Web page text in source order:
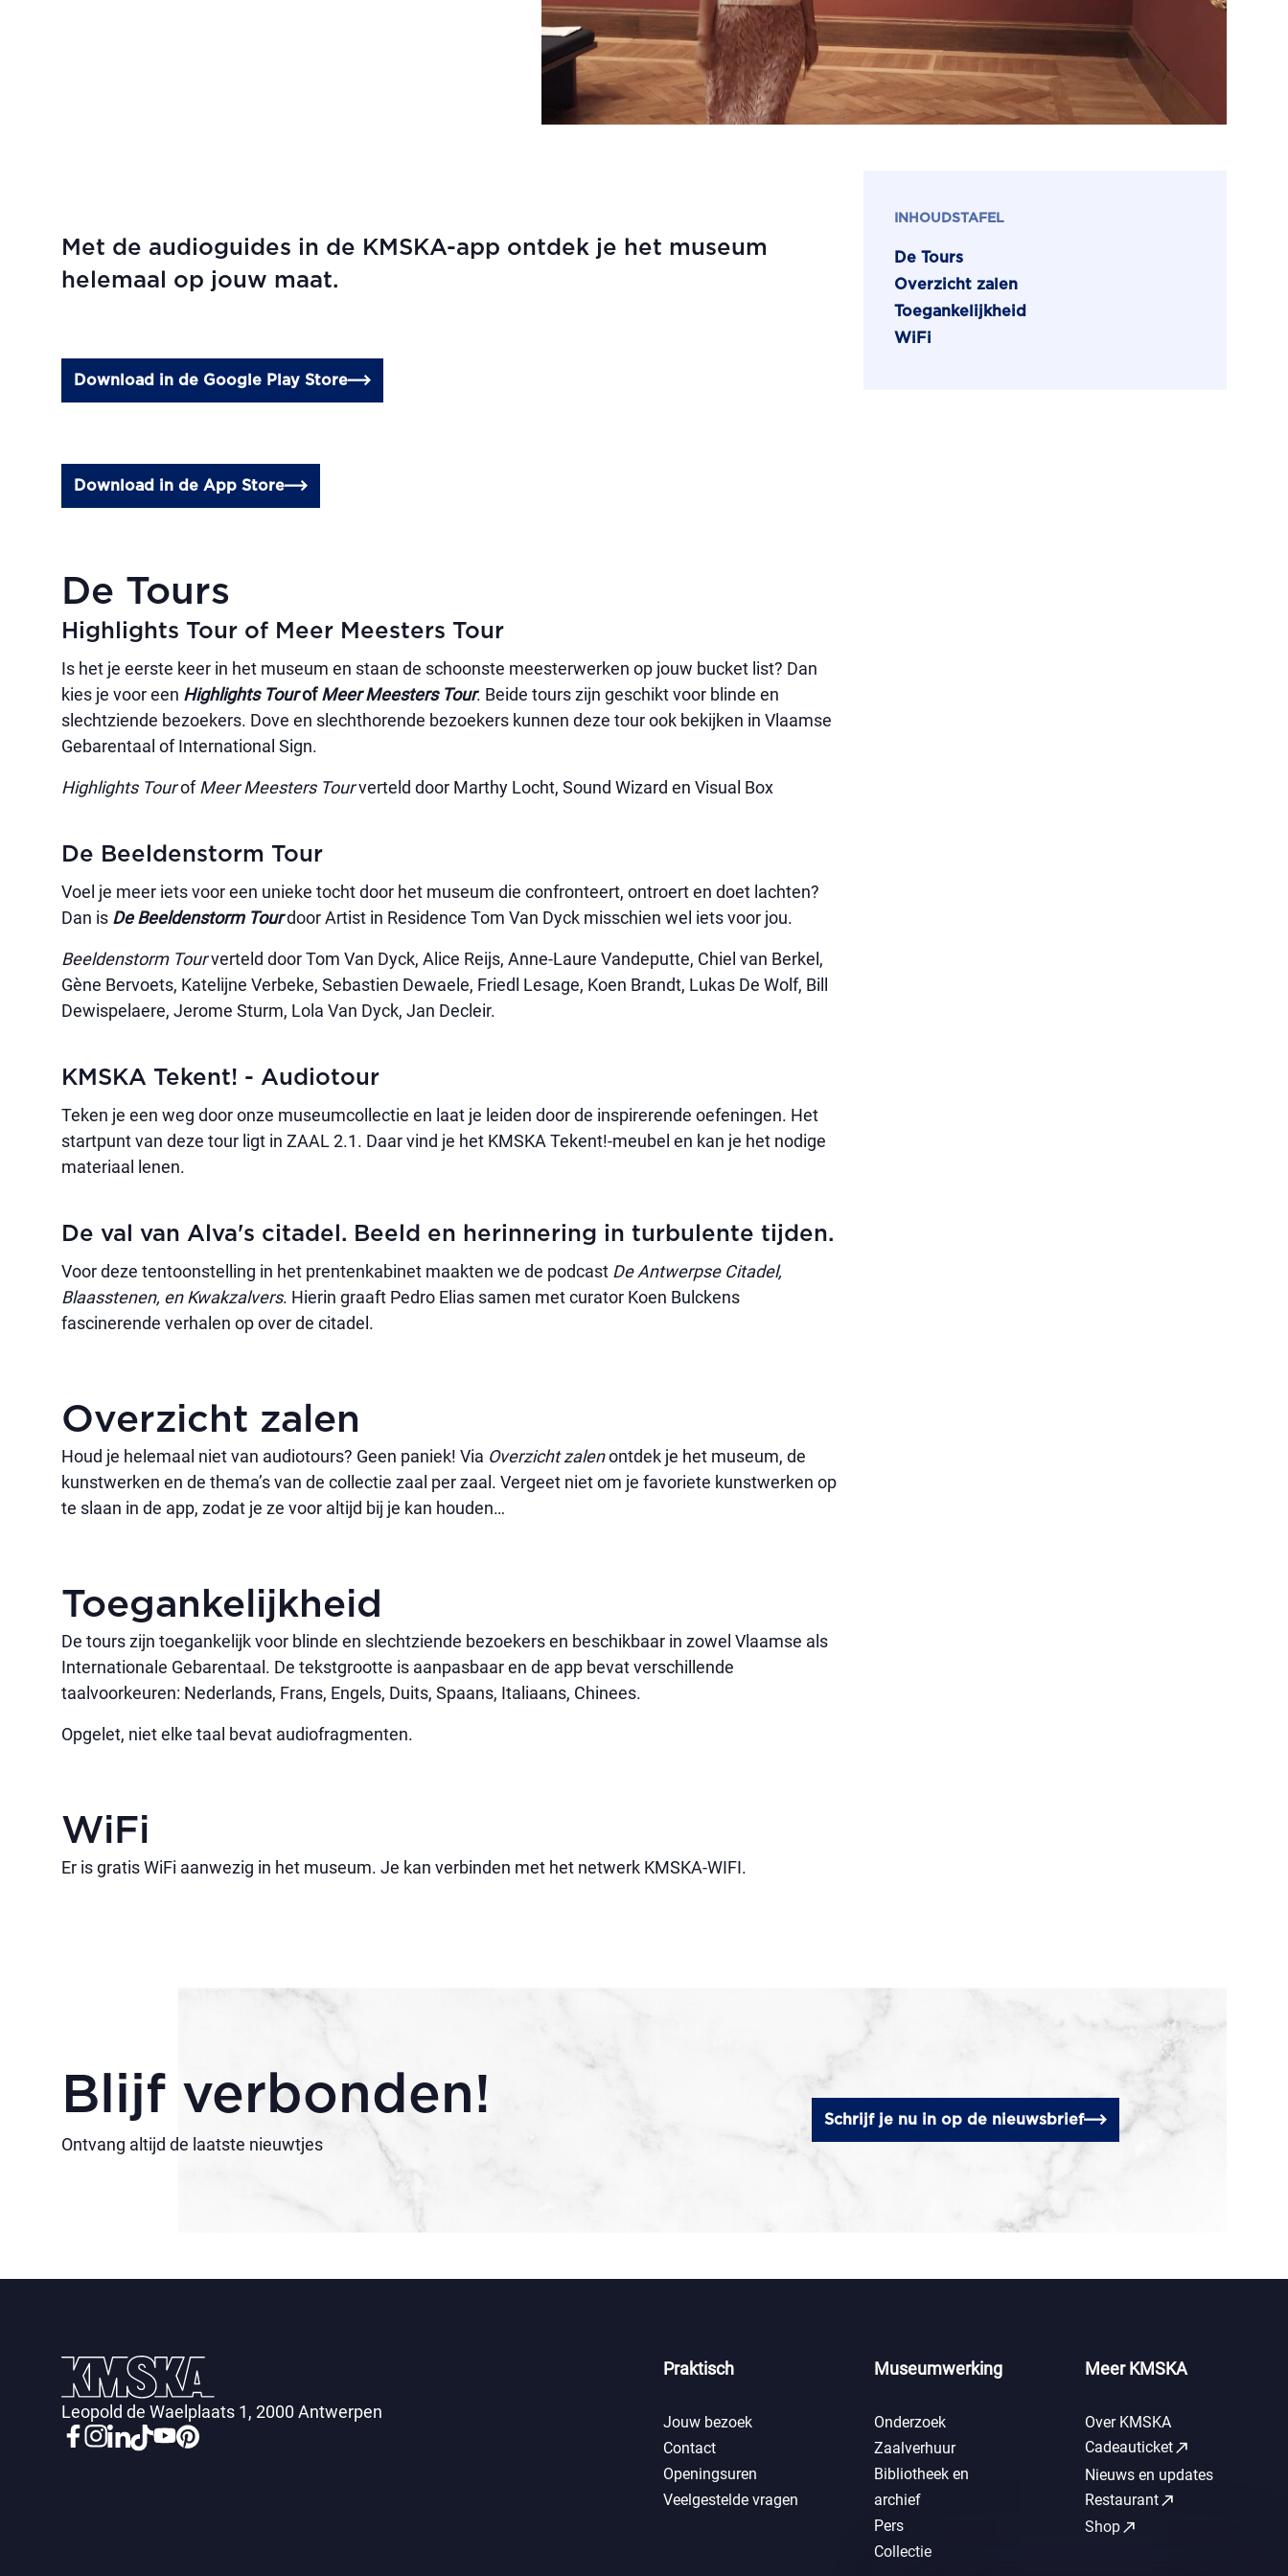
INHOUDSTAFEL
De Tours
Overzicht zalen
Toegankelijkheid
WiFi
Met de audioguides in de KMSKA-app ontdek je het museum
helemaal op jouw maat.
Download in de Google Play Store
Download in de App Store
De Tours
Highlights Tour of Meer Meesters Tour
Is het je eerste keer in het museum en staan de schoonste meesterwerken op jouw bucket list? Dan
kies je voor een Highlights TourofMeer Meesters Tour. Beide tours zijn geschikt voor blinde en
slechtziende bezoekers. Dove en slechthorende bezoekers kunnen deze tour ook bekijken in Vlaamse
Gebarentaal of International Sign.
Highlights TourofMeer Meesters Tourverteld door Marthy Locht, Sound Wizard en Visual Box
De Beeldenstorm Tour
Voel je meer iets voor een unieke tocht door het museum die confronteert, ontroert en doet lachten?
Dan is De Beeldenstorm Tourdoor Artist in Residence Tom Van Dyck misschien wel iets voor jou.
Beeldenstorm Tourverteld door Tom Van Dyck, Alice Reijs, Anne-Laure Vandeputte, Chiel van Berkel,
Gène Bervoets, Katelijne Verbeke, Sebastien Dewaele, Friedl Lesage, Koen Brandt, Lukas De Wolf, Bill
Dewispelaere, Jerome Sturm, Lola Van Dyck, Jan Decleir.
KMSKA Tekent! - Audiotour
Teken je een weg door onze museumcollectie en laat je leiden door de inspirerende oefeningen. Het
startpunt van deze tour ligt in ZAAL 2.1. Daar vind je het KMSKA Tekent!-meubel en kan je het nodige
materiaal lenen.
De val van Alva's citadel. Beeld en herinnering in turbulente tijden.
Voor deze tentoonstelling in het prentenkabinet maakten we de podcast De Antwerpse Citadel,
Blaasstenen, en Kwakzalvers. Hierin graaft Pedro Elias samen met curator Koen Bulckens
fascinerende verhalen op over de citadel.
Overzicht zalen
Houd je helemaal niet van audiotours? Geen paniek! Via Overzicht zalenontdek je het museum, de
kunstwerken en de thema’s van de collectie zaal per zaal. Vergeet niet om je favoriete kunstwerken op
te slaan in de app, zodat je ze voor altijd bij je kan houden…
Toegankelijkheid
De tours zijn toegankelijk voor blinde en slechtziende bezoekers en beschikbaar in zowel Vlaamse als
Internationale Gebarentaal. De tekstgrootte is aanpasbaar en de app bevat verschillende
taalvoorkeuren: Nederlands, Frans, Engels, Duits, Spaans, Italiaans, Chinees.
Opgelet, niet elke taal bevat audiofragmenten.
WiFi
Er is gratis WiFi aanwezig in het museum. Je kan verbinden met het netwerk KMSKA-WIFI.
Blijf verbonden!
Ontvang altijd de laatste nieuwtjes
Schrijf je nu in op de nieuwsbrief
Leopold de Waelplaats 1, 2000 Antwerpen
Praktisch
Jouw bezoek
Contact
Openingsuren
Veelgestelde vragen
Museumwerking
Onderzoek
Zaalverhuur
Bibliotheek en
archief
Pers
Collectie
Meer KMSKA
Over KMSKA
Cadeauticketcall_made
Nieuws en updates
Restaurantcall_made
Shopcall_made